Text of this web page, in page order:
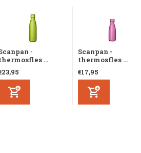
-
...
Scanpan -
thermosfles ...
€17,95